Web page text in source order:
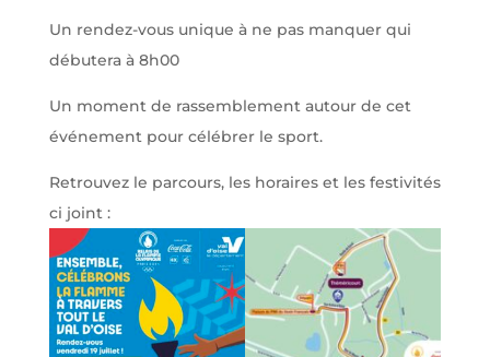
Un rendez-vous unique à ne pas manquer qui
débutera à 8h00
Un moment de rassemblement autour de cet
événement pour célébrer le sport.
Retrouvez le parcours, les horaires et les festivités
ci joint :